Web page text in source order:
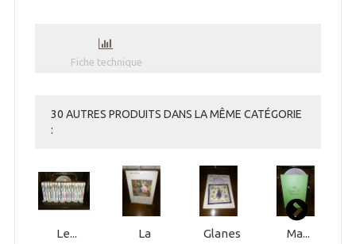
Fiche technique
30 AUTRES PRODUITS DANS LA MÊME CATÉGORIE
:
Le...
La
Glanes
Ma...